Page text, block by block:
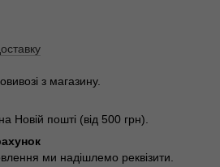
з магазину.
Новій пошті (від 500 грн).
ми надішлемо реквізити.